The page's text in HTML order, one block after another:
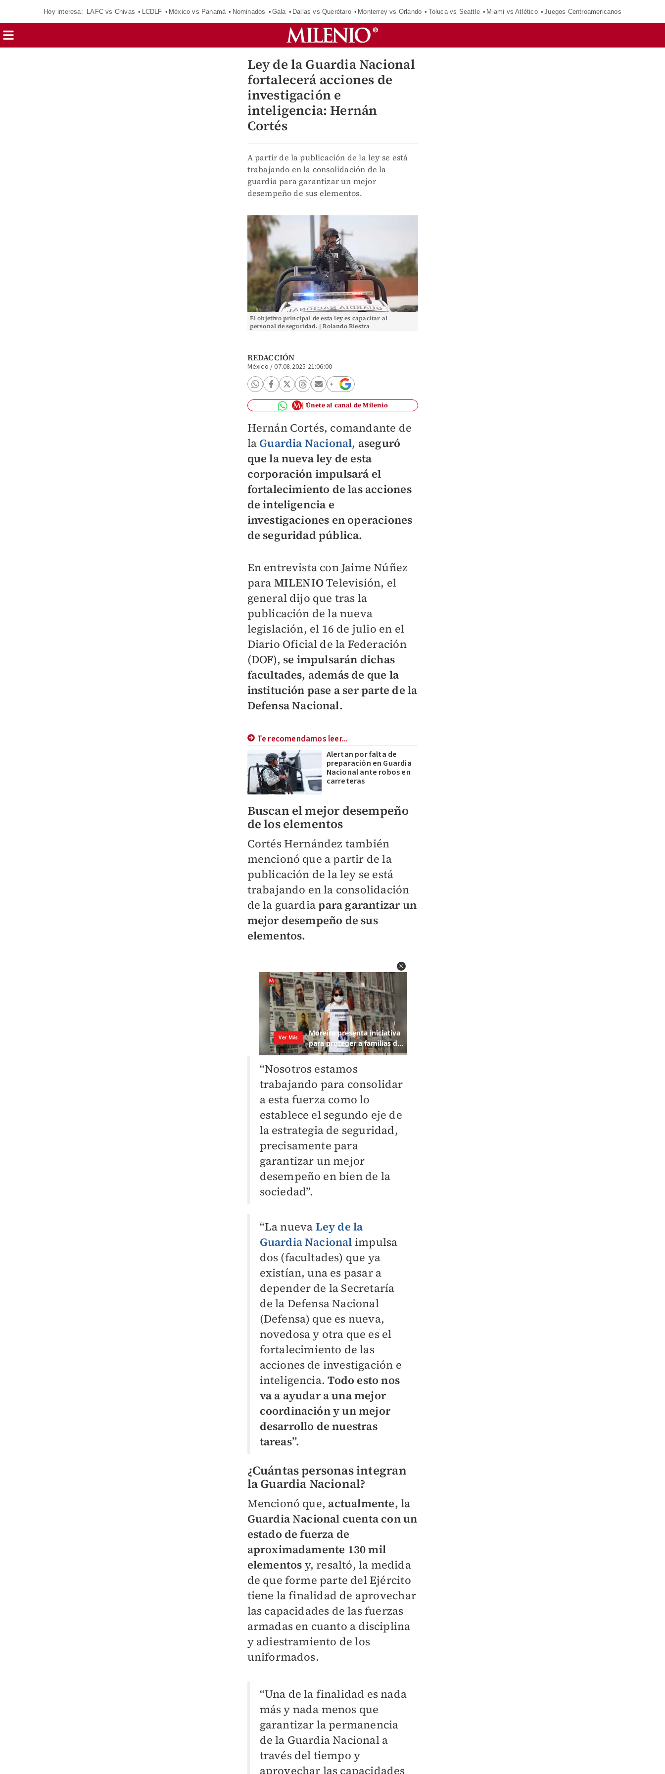
Hoy interesa: LAFC vs Chivas LCDLF México vs Panamá Nominados Gala Dallas vs Querétaro Monterrey vs Orlando Toluca vs Seattle Miami vs Atlético Juegos Centroamericanos
Ley de la Guardia Nacional
fortalecerá acciones de
investigación e
inteligencia: Hernán
Cortés
A partir de la publicación de la ley se está
trabajando en la consolidación de la
guardia para garantizar un mejor
desempeño de sus elementos.
El objetivo principal de esta ley es capacitar al
personal de seguridad. | Rolando Riestra
REDACCIÓN
México /07.08.2025 21:06:00
Únete al canal de Milenio
Hernán Cortés, comandante de
la Guardia Nacional, aseguró
que la nueva ley de esta
corporación impulsará el
fortalecimiento de las acciones
de inteligencia e
investigaciones en operaciones
de seguridad pública.
En entrevista con Jaime Núñez
para MILENIOTelevisión, el
general dijo que tras la
publicación de la nueva
legislación, el 16 de julio en el
Diario Oficial de la Federación
(DOF), se impulsarán dichas
facultades, además de que la
institución pase a ser parte de la
Defensa Nacional.
Te recomendamos leer...
Alertan por falta de
preparación en Guardia
Nacional ante robos en
carreteras
Buscan el mejor desempeño
de los elementos
Cortés Hernández también
mencionó que a partir de la
publicación de la ley se está
trabajando en la consolidación
de la guardiapara garantizar un
mejor desempeño de sus
elementos.
“Nosotros estamos
trabajando para consolidar
a esta fuerza como lo
establece el segundo eje de
la estrategia de seguridad,
precisamente para
garantizar un mejor
desempeño en bien de la
sociedad”.
“La nueva Ley de la
Guardia Nacional impulsa
dos (facultades) que ya
existían, una es pasar a
depender de la Secretaría
de la Defensa Nacional
(Defensa) que es nueva,
novedosa y otra que es el
fortalecimiento de las
acciones de investigación e
inteligencia.Todo esto nos
va a ayudar a una mejor
coordinación y un mejor
desarrollo de nuestras
tareas”.
¿Cuántas personas integran
la Guardia Nacional?
Mencionó que, actualmente, la
Guardia Nacional cuenta con un
estado de fuerza de
aproximadamente 130 mil
elementos y, resaltó, la medida
de que forme parte del Ejército
tiene la finalidad de aprovechar
las capacidades de las fuerzas
armadas en cuanto a disciplina
y adiestramiento de los
uniformados.
“Una de la finalidad es nada
más y nada menos que
garantizar la permanencia
de la Guardia Nacional a
través del tiempo y
aprovechar las capacidades